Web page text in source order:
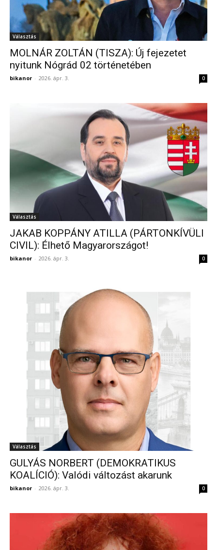
Választás
MOLNÁR ZOLTÁN (TISZA): Új fejezetet
nyitunk Nógrád 02 történetében
bikanor - 2026. ápr. 3. 0
Választás
JAKAB KOPPÁNY ATILLA (PÁRTONKÍVÜLI
CIVIL): Élhető Magyarországot!
bikanor - 2026. ápr. 3. 0
Választás
GULYÁS NORBERT (DEMOKRATIKUS
KOALÍCIÓ): Valódi változást akarunk
bikanor - 2026. ápr. 3. 0